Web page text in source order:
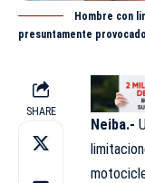
Hombre con
presuntamente
SHARE
Neiba.-